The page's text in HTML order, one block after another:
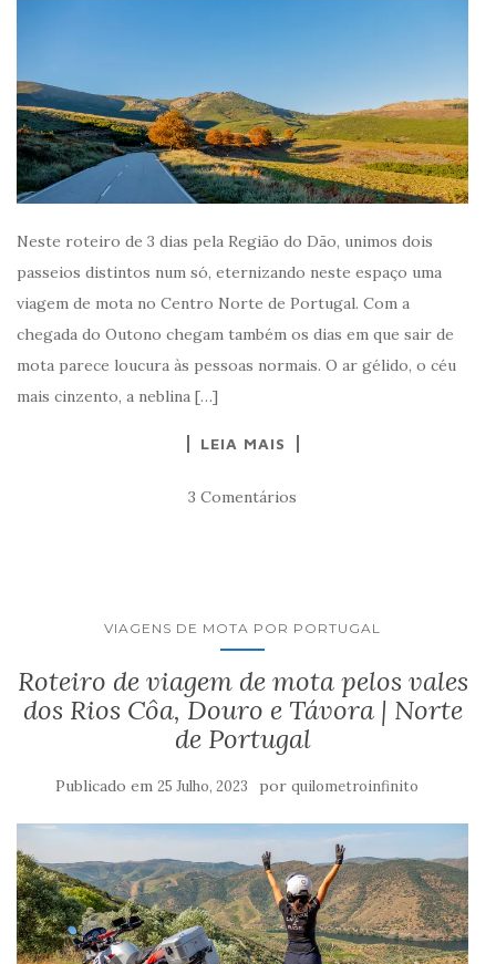
Neste roteiro de 3 dias pela Região do Dão, unimos dois
passeios distintos num só, eternizando neste espaço uma
viagem de mota no Centro Norte de Portugal. Com a
chegada do Outono chegam também os dias em que sair de
mota parece loucura às pessoas normais. O ar gélido, o céu
mais cinzento, a neblina […]
LEIA MAIS
3 Comentários
VIAGENS DE MOTA POR PORTUGAL
Roteiro de viagem de mota pelos vales
dos Rios Côa, Douro e Távora | Norte
de Portugal
Publicado em 25 Julho, 2023 por quilometroinfinito